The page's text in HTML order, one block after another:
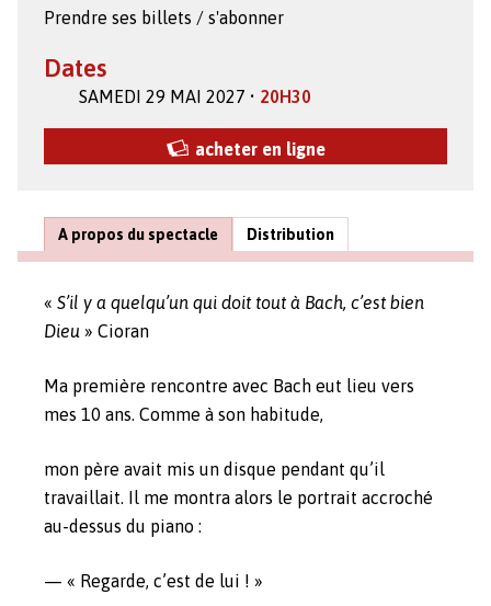
Prendre ses billets / s'abonner
Dates
SAMEDI 29 MAI 2027 • 20H30
acheter en ligne
A propos du spectacle Distribution
« S’il y a quelqu’un qui doit tout à Bach, c’est bien
Dieu » Cioran
Ma première rencontre avec Bach eut lieu vers
mes 10 ans. Comme à son habitude,
mon père avait mis un disque pendant qu’il
travaillait. Il me montra alors le portrait accroché
au-dessus du piano :
— « Regarde, c’est de lui ! »